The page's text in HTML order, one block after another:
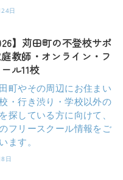
日
】苅田町の不登校サポ
教師・オンライン・フ
ル11校
町やその周辺にお住まい
・行き渋り・学校以外の
探している方に向けて、
フリースクール情報をご
ます。
日